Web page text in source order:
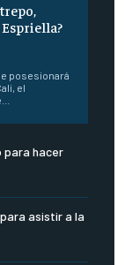
posesionará
el
para hacer
asistir a la